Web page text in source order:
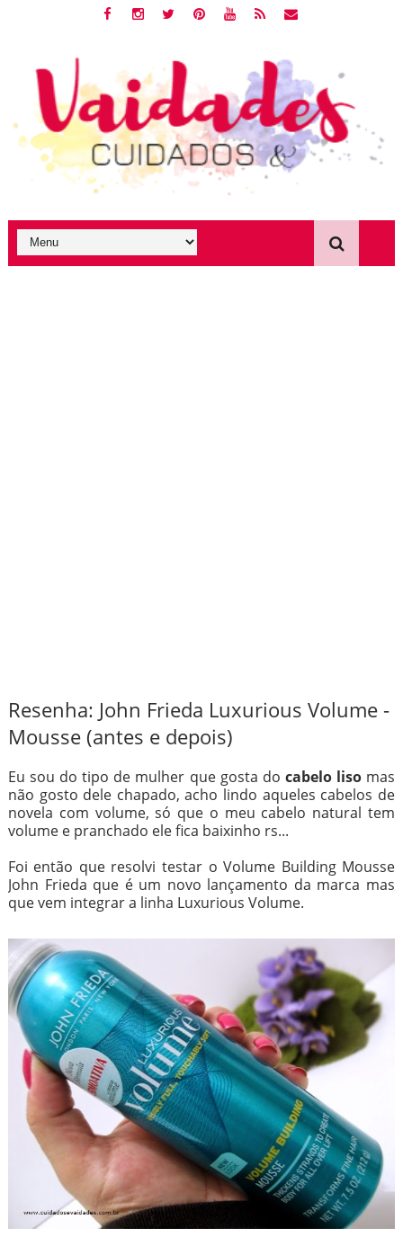
Resenha: John Frieda Luxurious Volume -
Mousse (antes e depois)
Eu sou do tipo de mulher que gosta do cabelo lisomas
não gosto dele chapado, acho lindo aqueles cabelos de
novela com volume, só que o meu cabelo natural tem
volume e pranchado ele fica baixinho rs...
Foi então que resolvi testar o Volume Building Mousse
John Frieda que é um novo lançamento da marca mas
que vem integrar a linha Luxurious Volume.